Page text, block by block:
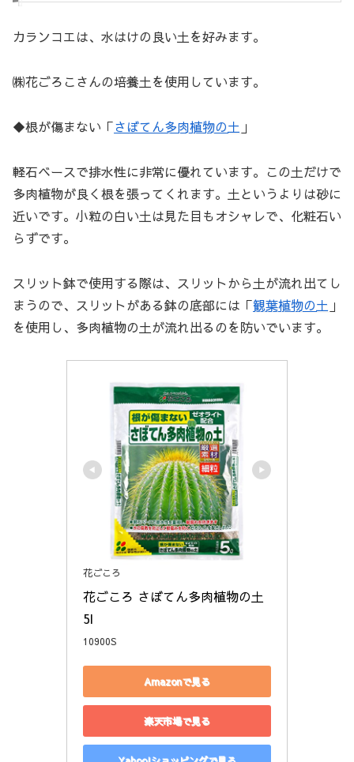
カランコエは、水はけの良い土を好みます。
㈱花ごろこさんの培養土を使用しています。
◆根が傷まない「さぼてん多肉植物の土 」
軽石ベースで排水性に非常に優れています。この土だけで
多肉植物が良く根を張ってくれます。土というよりは砂に
近いです。小粒の白い土は見た目もオシャレで、化粧石い
らずです。
スリット鉢で使用する際は、スリットから土が流れ出てし
まうので、スリットがある鉢の底部には「観葉植物の土 」
を使用し、多肉植物の土が流れ出るのを防いでいます。
花ごころ
花ごころ さぼてん多肉植物の土
5l
10900S
Amazonで見る
楽天市場で見る